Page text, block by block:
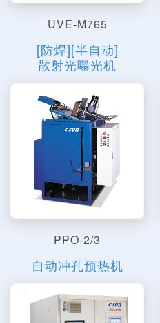
UVE-M765
[防焊][半自动]
散射光曝光机
PPO-2/3
自动冲孔预热机